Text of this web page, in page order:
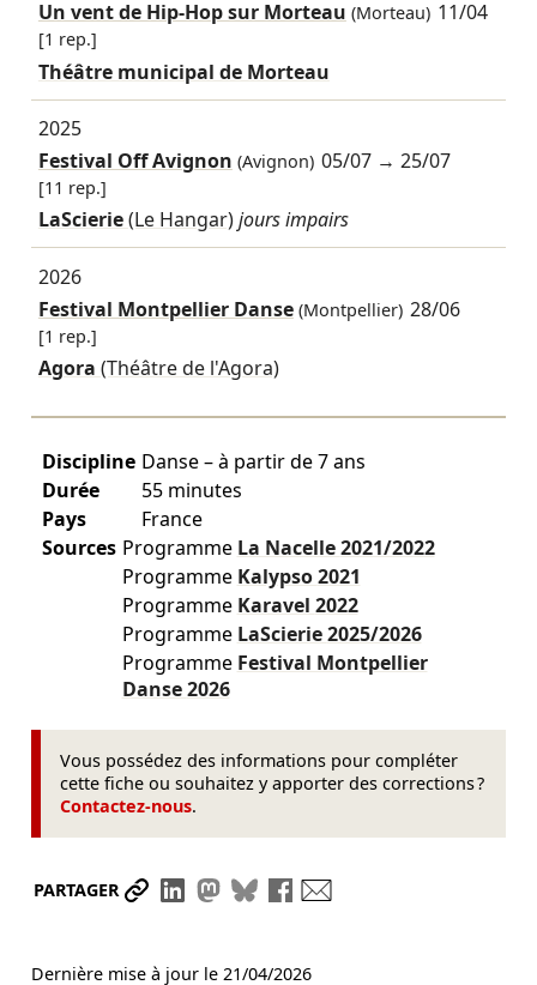
Un vent de Hip-Hop sur Morteau (Morteau) 11/04
[1 rep.]
Théâtre municipal de Morteau
2025
Festival Off Avignon (Avignon) 05/07 →25/07
[11 rep.]
LaScierie(Le Hangar)jours impairs
2026
Festival Montpellier Danse(Montpellier) 28/06
[1 rep.]
Agora (Théâtre de l'Agora)
Discipline Danse – à partir de 7 ans
Durée
55 minutes
Pays
France
Sources Programme La Nacelle2021/2022
Programme Kalypso2021
Programme Karavel 2022
Programme LaScierie2025/2026
Programme Festival Montpellier
Danse2026
Vous possédez des informations pour compléter
cette fiche ou souhaitez y apporter des corrections ?
Contactez-nous.
PARTAGER Partager le lien
Partager sur LinkedIn
Partager sur Mastodon
Partager sur Bluesky
Partager sur Facebook
Dernière mise à jour le 21/04/2026